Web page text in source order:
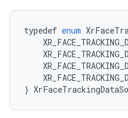
typedef enum
}